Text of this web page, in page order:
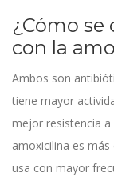
¿Cómo
con la
Ambos son
tiene mayor
mejor resistencia a
amoxicilina es
usa con mayor